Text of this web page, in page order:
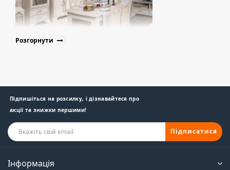
Розгорнути
Підпишіться на розсилку, і дізнавайтеся про
акції та знижки першими!
Підписатися
Інформація